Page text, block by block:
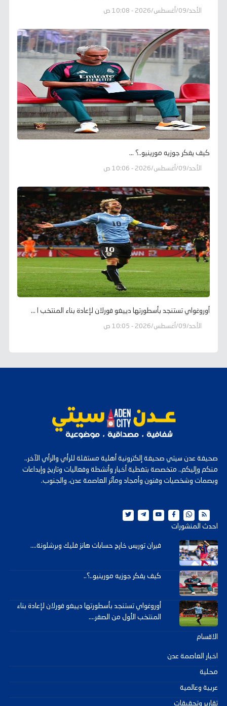
الأحد/09/أغسطس/2026 - 10:08 ص
كيف يفكر جوزيه مورينيو..؟ ...
الأحد/09/أغسطس/2026 - 10:06 ص
أوروغواي تستنجد بأسطورتها دييغو فورلان لإعادة بناء المنتخب ا ...
الأحد/09/أغسطس/2026 - 10:05 ص
صحيفة عدن سيتي صحيفة إلكترونية أهلية مستقلة للرأي والرأي الآخر..
منكم وإليكم.. متخصصة بتغطية أخبار وأنشطة وفعاليات وتاريخ وإبداعات
وبصمات وشخصيات وفنون وأمجاد ومآثر العاصمة عدن، والجنوب.
احدث المنشورات
فيران توريس خارج حسابات هانز فليك وبرشلونة....
كيف يفكر جوزيه مورينيو..؟..
أوروغواي تستنجد بأسطورتها دييغو فورلان لإعادة بناء
المنتخب الأول من الصفر....
الاقسام
اخبار العاصمة عدن
محلية
عربية وعالمية
تقارير وتحقيقات